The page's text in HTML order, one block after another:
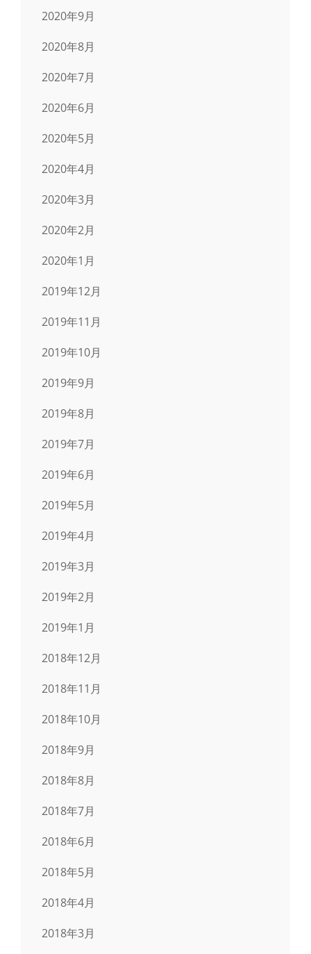
2020年9月
2020年8月
2020年7月
2020年6月
2020年5月
2020年4月
2020年3月
2020年2月
2020年1月
2019年12月
2019年11月
2019年10月
2019年9月
2019年8月
2019年7月
2019年6月
2019年5月
2019年4月
2019年3月
2019年2月
2019年1月
2018年12月
2018年11月
2018年10月
2018年9月
2018年8月
2018年7月
2018年6月
2018年5月
2018年4月
2018年3月